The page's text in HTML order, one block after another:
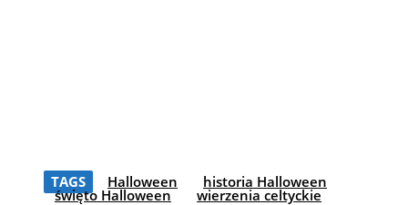
TAGS Halloween historia Halloween
święto Halloween wierzenia celtyckie